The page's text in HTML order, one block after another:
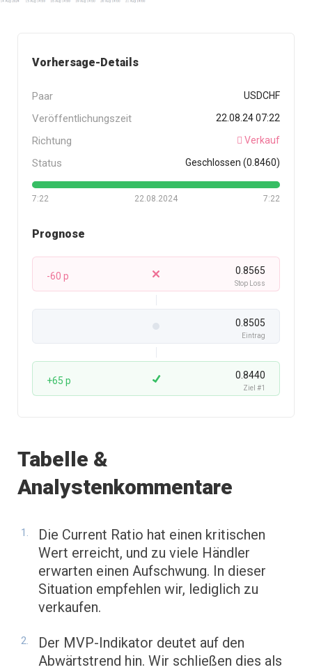
Vorhersage-Details
Paar USDCHF
Veröffentlichungszeit 22.08.24 07:22
Richtung Verkauf
Status Geschlossen (0.8460)
7:22 7:22
22.08.2024
Prognose
-60 p 0.8565
Stop Loss
0.8505
Eintrag
+65 p 0.8440
Ziel #1
Tabelle &
Analystenkommentare
Die Current Ratio hat einen kritischen
Wert erreicht, und zu viele Händler
erwarten einen Aufschwung. In dieser
Situation empfehlen wir, lediglich zu
verkaufen.
Der MVP-Indikator deutet auf den
Abwärtstrend hin. Wir schließen dies als